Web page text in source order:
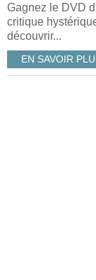
Gagnez le DVD
critique
découvrir...
EN SAVOIR